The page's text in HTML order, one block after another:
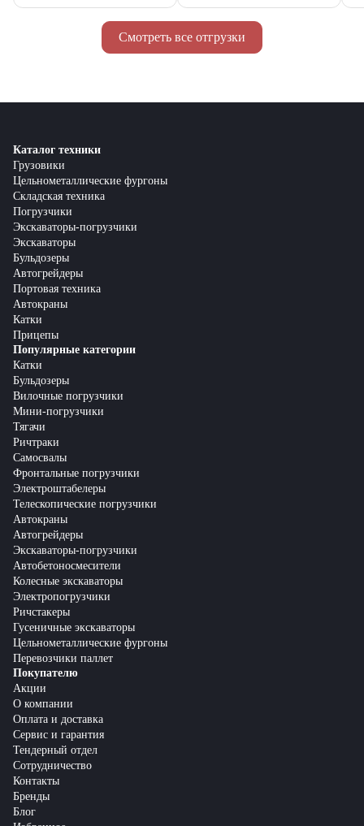
Смотреть все отгрузки
Каталог техники
Грузовики
Цельнометаллические фургоны
Складская техника
Погрузчики
Экскаваторы-погрузчики
Экскаваторы
Бульдозеры
Автогрейдеры
Портовая техника
Автокраны
Катки
Прицепы
Популярные категории
Катки
Бульдозеры
Вилочные погрузчики
Мини-погрузчики
Тягачи
Ричтраки
Самосвалы
Фронтальные погрузчики
Электроштабелеры
Телескопические погрузчики
Автокраны
Автогрейдеры
Экскаваторы-погрузчики
Автобетоносмесители
Колесные экскаваторы
Электропогрузчики
Ричстакеры
Гусеничные экскаваторы
Цельнометаллические фургоны
Перевозчики паллет
Покупателю
Акции
О компании
Оплата и доставка
Сервис и гарантия
Тендерный отдел
Сотрудничество
Контакты
Бренды
Блог